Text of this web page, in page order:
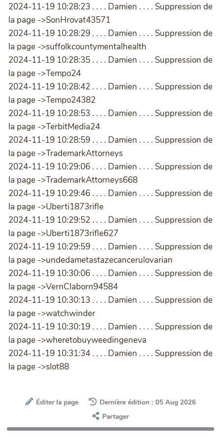
2024-11-19 10:28:23 . . . . Damien . . . . Suppression de
la page ->SonHrovat43571
2024-11-19 10:28:29 . . . . Damien . . . . Suppression de
la page ->suffolkcountymentalhealth
2024-11-19 10:28:35 . . . . Damien . . . . Suppression de
la page ->Tempo24
2024-11-19 10:28:42 . . . . Damien . . . . Suppression de
la page ->Tempo24382
2024-11-19 10:28:53 . . . . Damien . . . . Suppression de
la page ->TerbitMedia24
2024-11-19 10:28:59 . . . . Damien . . . . Suppression de
la page ->TrademarkAttorneys
2024-11-19 10:29:06 . . . . Damien . . . . Suppression de
la page ->TrademarkAttorneys668
2024-11-19 10:29:46 . . . . Damien . . . . Suppression de
la page ->Uberti1873rifle
2024-11-19 10:29:52 . . . . Damien . . . . Suppression de
la page ->Uberti1873rifle627
2024-11-19 10:29:59 . . . . Damien . . . . Suppression de
la page ->undedametastazecancerulovarian
2024-11-19 10:30:06 . . . . Damien . . . . Suppression de
la page ->VernClaborn94584
2024-11-19 10:30:13 . . . . Damien . . . . Suppression de
la page ->watchwinder
2024-11-19 10:30:19 . . . . Damien . . . . Suppression de
la page ->wheretobuyweedingeneva
2024-11-19 10:31:34 . . . . Damien . . . . Suppression de
la page ->slot88
Éditer la page
Dernière édition : 05 Aug 2026
Partager